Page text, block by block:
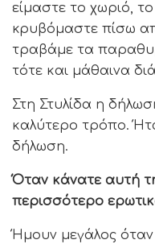
είμαστε το χωριό,
κρυβόμαστε πίσω
τραβάμε τα
τότε και μάθαινα
Στη Στυλίδα η
καλύτερο τρόπο.
δήλωση.
Όταν κάνατε αυτή
περισσότερο
Ήμουν μεγάλος